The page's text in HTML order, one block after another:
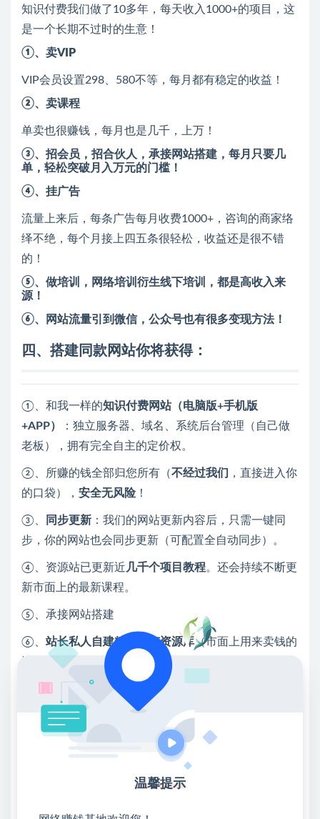
知识付费我们做了10多年，每天收入1000+的项目，这
是一个长期不过时的生意！
①、卖VIP
VIP会员设置298、580不等，每月都有稳定的收益！
②、卖课程
单卖也很赚钱，每月也是几千，上万！
③、招会员，招合伙人，承接网站搭建，每月只要几
单，轻松突破月入万元的门槛！
④、挂广告
流量上来后，每条广告每月收费1000+，咨询的商家络
绎不绝，每个月接上四五条很轻松，收益还是很不错
的！
⑤、做培训，网络培训衍生线下培训，都是高收入来
源！
⑥、网站流量引到微信，公众号也有很多变现方法！
四、 搭建同款网站你将获得：
①、和我一样的知识付费网站（电脑版+手机版
+APP）
：独立服务器、域名、系统后台管理（自己做
老板），拥有完全自主的定价权。
②、所赚的钱全部归您所有（不经过我们 ，直接进入你
的口袋）， 安全无风险！
③、 同步更新 ：我们的网站更新内容后，只需一键同
步，你的网站也会同步更新（可配置全自动同步）。
④、资源站已更新近 几千个项目教程。还会持续不断更
新市面上的最新课程。
⑤、承接网站搭建
⑥、 站长私人自建精品稀有资源库（市面上用来卖钱的
资源），内容包括但不限于整站源码、H5小程序源
码、帝国CMS模板、游戏资源、计算机课程、网赚资源
等等，目前资源已更新将近3万资源，还在持续更新
原价：3980元
特别提醒：限额前20名，满额立即恢复原价，越早加入
温馨提示